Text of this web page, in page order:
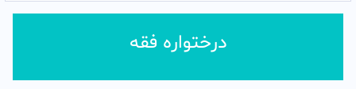
درختواره فقه